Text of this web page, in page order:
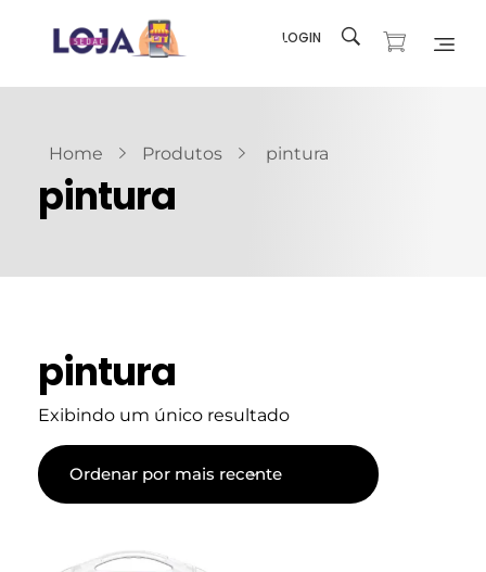
LOGIN
Home Produtos pintura
pintura
pintura
Exibindo um único resultado